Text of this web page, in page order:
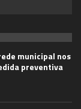
municipal nos
preventiva